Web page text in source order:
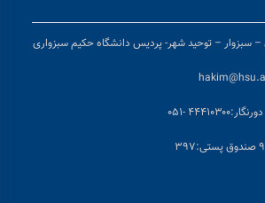
سبزوار – توحید شهر- پردیس دانشگاه حکیم سبزواری
دورنگار:۴۴۴۱۰۳۰۰ -۰۵۱